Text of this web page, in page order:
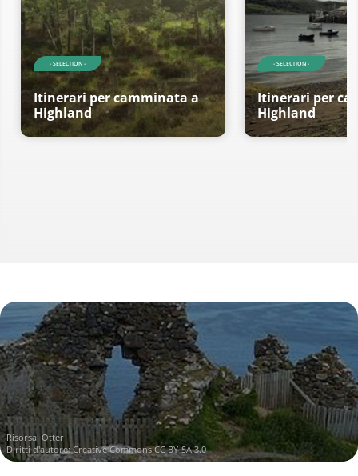
- SELECTION -
Itinerari per camminata a
Highland
- SELECTION -
Itinerari per
Highland
Risorsa: Otter
Diritti d'autore:Creative Commons CC BY-SA 3.0